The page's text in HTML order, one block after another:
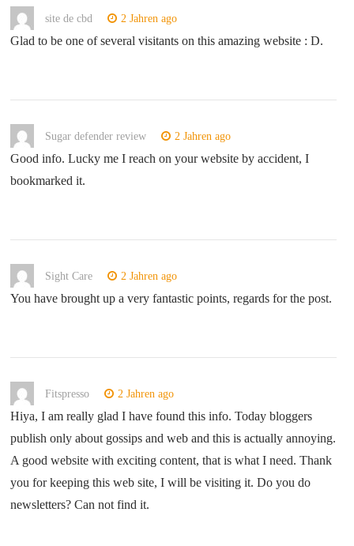
site de cbd 2 Jahren ago
Glad to be one of several visitants on this amazing website : D.
Sugar defender review 2 Jahren ago
Good info. Lucky me I reach on your website by accident, I
bookmarked it.
Sight Care 2 Jahren ago
You have brought up a very fantastic points, regards for the post.
Fitspresso 2 Jahren ago
Hiya, I am really glad I have found this info. Today bloggers
publish only about gossips and web and this is actually annoying.
A good website with exciting content, that is what I need. Thank
you for keeping this web site, I will be visiting it. Do you do
newsletters? Can not find it.